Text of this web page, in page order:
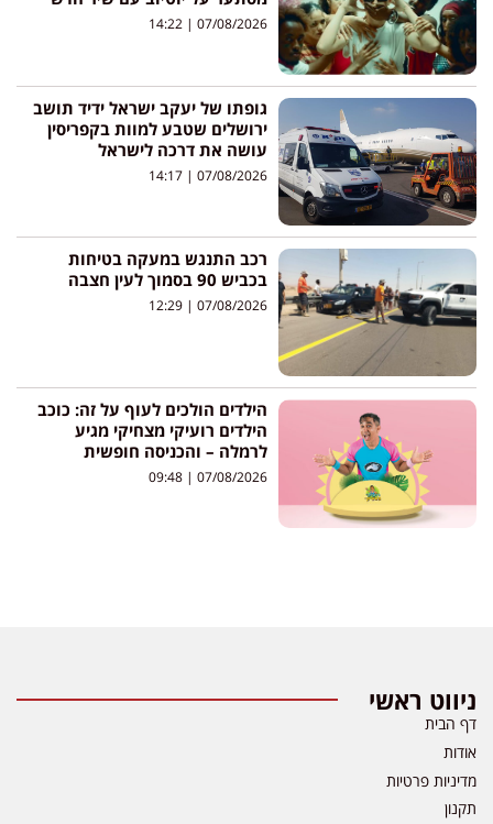
07/08/2026
גופתו של יעקב ישראל ידיד תושב
ירושלים שטבע למוות בקפריסין
עושה את דרכה לישראל
07/08/2026
רכב התנגש במעקה בטיחות
בכביש 90 בסמוך לעין חצבה
07/08/2026
הילדים הולכים לעוף על זה: כוכב
הילדים רועיקי מצחיקי מגיע
לרמלה – והכניסה חופשית
07/08/2026
ניווט ראשי
דף הבית
אודות
מדיניות פרטיות
תקנון